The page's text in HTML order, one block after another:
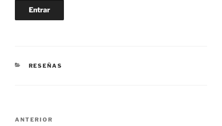
CATEGORÍAS
RESEÑAS
Navegación
Entrada
ANTERIOR